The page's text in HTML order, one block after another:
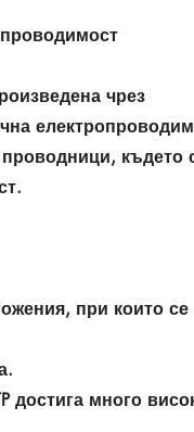
чрез
където
при които се
достига много